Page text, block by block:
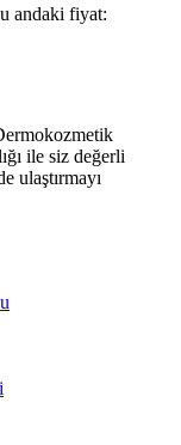
andaki fiyat:
ile siz değerli
ulaştırmayı